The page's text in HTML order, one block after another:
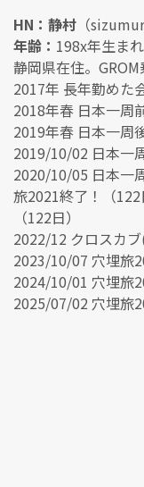
HN：静村 （
年齢： 198x年生まれ
静岡県在住。GROM
2017年 長年勤めた
2018年春 日本一周
2019年春 日本一周
2019/10/02 日本一
2020/10/05 日本一
旅2021終了！（
（122日）
2022/12 クロスカブ
2023/10/07 穴埋旅
2024/10/01 穴埋旅
2025/07/02 穴埋旅